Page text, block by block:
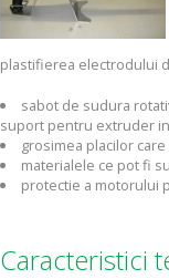
plastifierea electrodului
sabot de sudura
suport pentru extruder
grosimea placilor
materialele ce pot fi
protectie a motorului
Caracteristici